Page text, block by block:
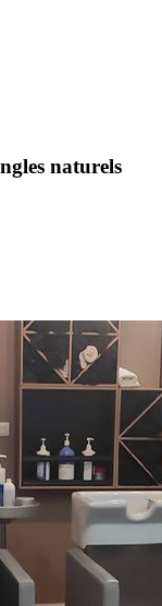
naturels